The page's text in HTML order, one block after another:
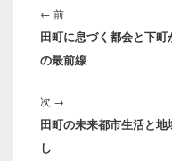
稿
ナ
ビ
ゲ
シ
ョ
ン
← 前前
の
投
田町に息づく都会と下
の最前線
次 →
の
田町の未来都市生活と
し